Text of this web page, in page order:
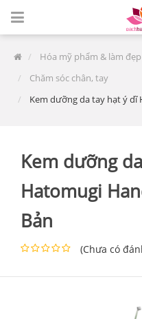
Hóa mỹ phẩm & làm đẹp
Chăm sóc chân, tay
Kem dưỡng da tay hạt ý dĩ
Kem dưỡng
Hatomugi
Bản
(Chưa có